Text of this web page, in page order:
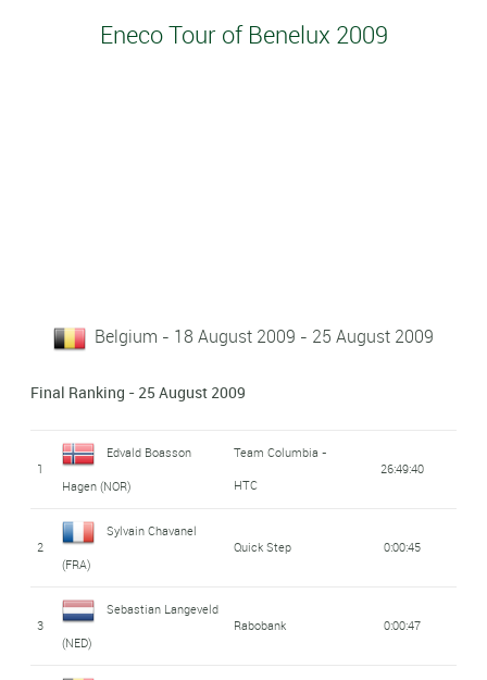
Eneco Tour of Benelux 2009
Belgium - 18 August 2009 - 25 August 2009
Final Ranking - 25 August 2009
1
Edvald Boasson
Hagen (NOR)
Team Columbia -
HTC
26:49:40
2
Sylvain Chavanel
(FRA)
Quick Step 0:00:45
3
Sebastian Langeveld
(NED)
Rabobank 0:00:47